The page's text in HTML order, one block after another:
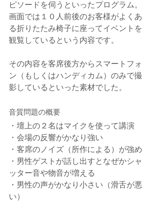
ピソードを伺うといったプログラム。
画面では１０人前後のお客様がよくあ
る折りたたみ椅子に座ってイベントを
観覧しているという内容です。
その内容を客席後方からスマートフォ
ン（もしくはハンディカム）のみで撮
影しているといった素材でした。
音質問題の概要
・壇上の２名はマイクを使って講演
・会場の反響がかなり強い
・客席のノイズ（所作による）が強め
・男性ゲストが話し出すとなぜかシャ
ッター音や物音が増える
・男性の声がかなり小さい（滑舌が悪
い）